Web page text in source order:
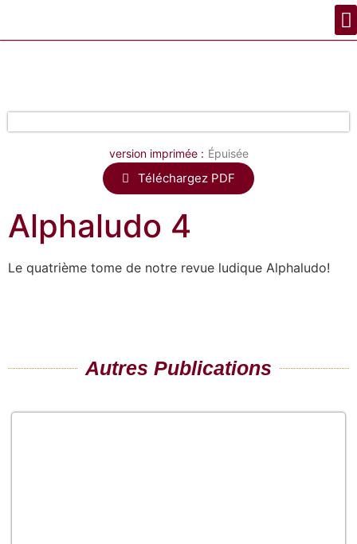
version imprimée : Épuisée
Téléchargez PDF
Alphaludo 4
Le quatrième tome de notre revue ludique Alphaludo!
Autres Publications